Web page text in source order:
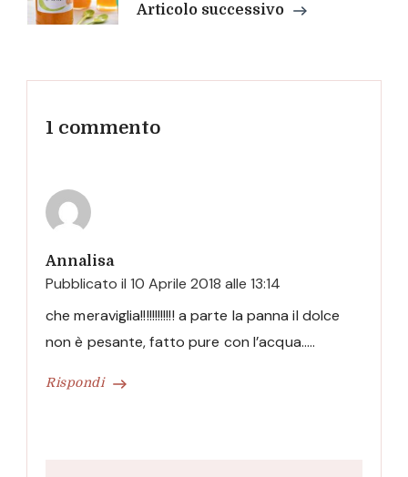
Articolo successivo
1 commento
Annalisa
Pubblicato il 10 Aprile 2018 alle 13:14
Rispondi
che meraviglia!!!!!!!!!!!! a parte la panna il dolce
non è pesante, fatto pure con l’acqua…..